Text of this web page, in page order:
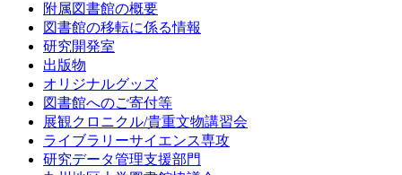
附属図書館の概要
図書館の移転に係る情報
研究開発室
出版物
オリジナルグッズ
図書館へのご寄付等
展観クロニクル/貴重文物講習会
ライブラリーサイエンス専攻
研究データ管理支援部門